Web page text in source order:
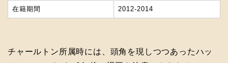
在籍期間 2012-2014
チャールトン所属時には、頭角を現しつつあったハッ